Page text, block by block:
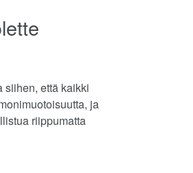
siihen, että kaikki
ja
riippumatta